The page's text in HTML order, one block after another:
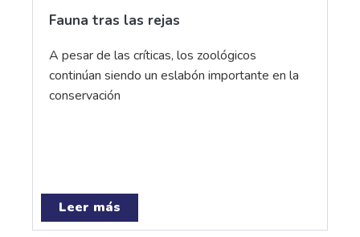
Fauna tras las rejas
A pesar de las críticas, los zoológicos
continúan siendo un eslabón importante en la
conservación
Leer más